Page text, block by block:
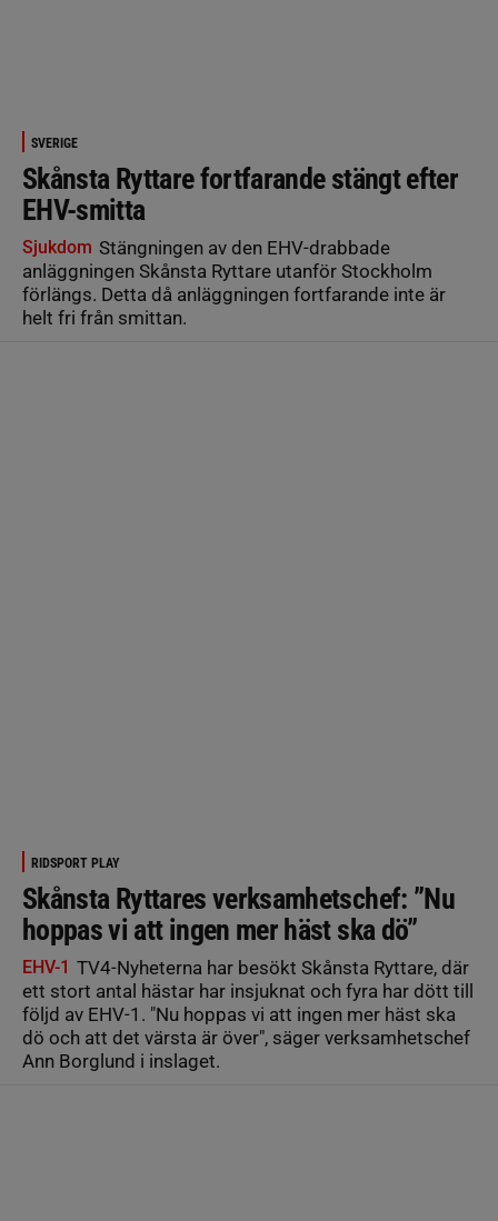
SVERIGE
Skånsta Ryttare fortfarande stängt efter
EHV-smitta
Sjukdom Stängningen av den EHV-drabbade
anläggningen Skånsta Ryttare utanför Stockholm
förlängs. Detta då anläggningen fortfarande inte är
helt fri från smittan.
RIDSPORT PLAY
Skånsta Ryttares verksamhetschef: ”Nu
hoppas vi att ingen mer häst ska dö”
EHV-1 TV4-Nyheterna har besökt Skånsta Ryttare, där
ett stort antal hästar har insjuknat och fyra har dött till
följd av EHV-1. "Nu hoppas vi att ingen mer häst ska
dö och att det värsta är över", säger verksamhetschef
Ann Borglund i inslaget.